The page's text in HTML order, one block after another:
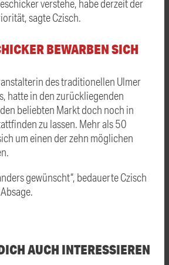
verstehe, habe derzeit der
sagte Czisch.
BEWARBEN SICH
des traditionellen Ulmer
hatte in den zurückliegenden
beliebten Markt doch noch in
zu lassen. Mehr als 50
um einen der zehn möglichen
gewünscht“, bedauerte Czisch
AUCH INTERESSIEREN